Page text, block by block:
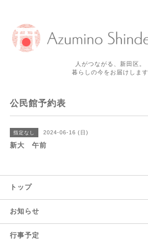
人がつながる、新田区。
暮らしの今をお届けします
公民館予約表
指定なし 2024-06-16 (日)
新大 午前
トップ
お知らせ
行事予定